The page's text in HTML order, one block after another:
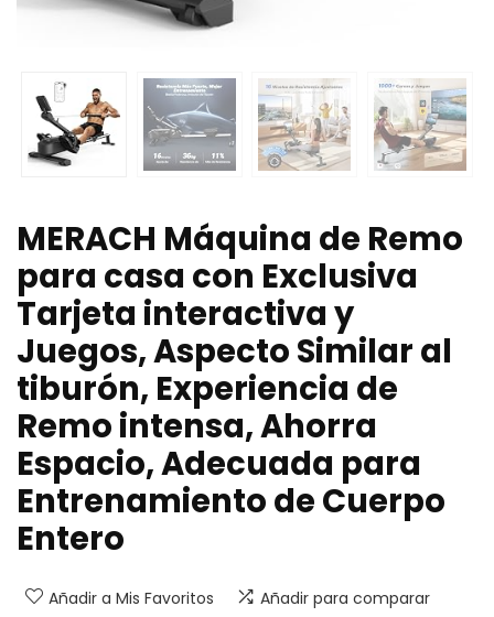
MERACH Máquina de Remo
para casa con Exclusiva
Tarjeta interactiva y
Juegos, Aspecto Similar al
tiburón, Experiencia de
Remo intensa, Ahorra
Espacio, Adecuada para
Entrenamiento de Cuerpo
Entero
Añadir a Mis Favoritos Añadir para comparar